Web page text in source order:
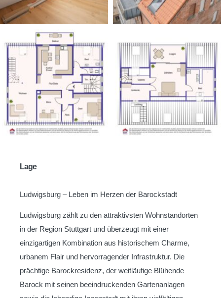
Lage
Ludwigsburg – Leben im Herzen der Barockstadt
Ludwigsburg zählt zu den attraktivsten Wohnstandorten
in der Region Stuttgart und überzeugt mit einer
einzigartigen Kombination aus historischem Charme,
urbanem Flair und hervorragender Infrastruktur. Die
prächtige Barockresidenz, der weitläufige Blühende
Barock mit seinen beeindruckenden Gartenanlagen